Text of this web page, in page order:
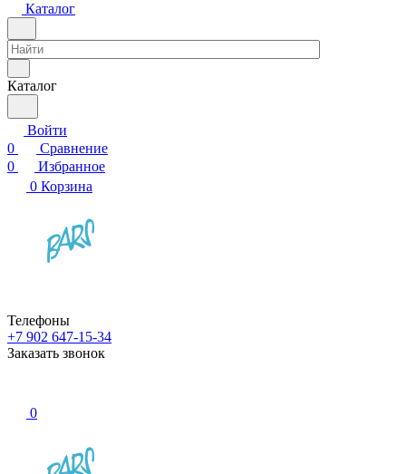
Каталог
Каталог
Войти
0
Сравнение
0
Избранное
0 Корзина
Телефоны
+7 902 647-15-34
Заказать звонок
0